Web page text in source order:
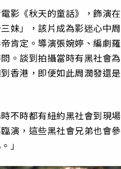
影《秋天的童話》，飾演
妹」，該片成為影迷心中
肯定。導演張婉婷、編劇
。談到拍攝當時有黑社會
香港，即便如此周潤發還
不時都有紐約黑社會到現
演，這些黑社會兄弟也會
」